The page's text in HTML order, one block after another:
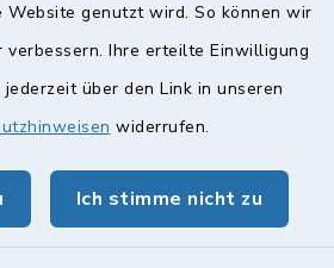
Website genutzt wird. So können wir
Ihre erteilte Einwilligung
über den Link in unseren
widerrufen.
Ich stimme nicht zu